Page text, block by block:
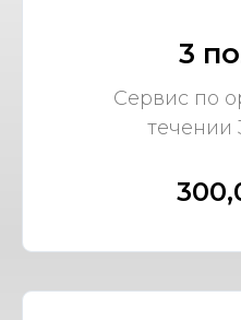
3
Сервис по
течении